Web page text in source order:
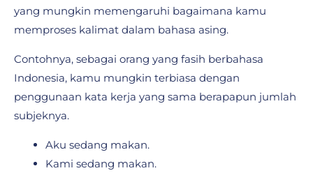
yang mungkin memengaruhi bagaimana kamu
memproses kalimat dalam bahasa asing.
Contohnya, sebagai orang yang fasih berbahasa
Indonesia, kamu mungkin terbiasa dengan
penggunaan kata kerja yang sama berapapun jumlah
subjeknya.
Aku sedang makan.
Kami sedang makan.